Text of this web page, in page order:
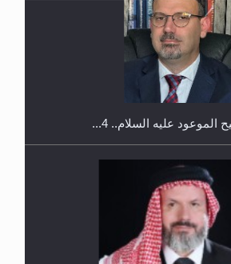
الكريم لثلاثة طلاب من مدرسة الحفظ
والسلام في سبيل إرساء الأمن